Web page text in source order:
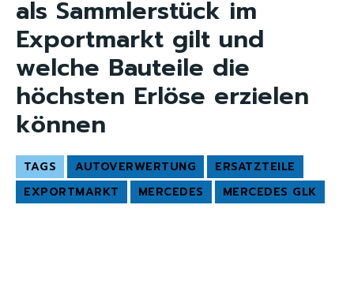
als Sammlerstück im
Exportmarkt gilt und
welche Bauteile die
höchsten Erlöse erzielen
können
TAGS AUTOVERWERTUNG
ERSATZTEILE
EXPORTMARKT
MERCEDES MERCEDES GLK